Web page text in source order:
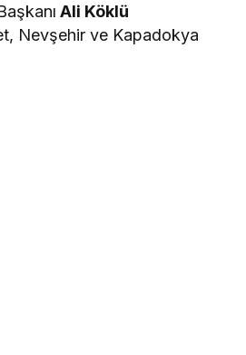
Ali Köklü
Nevşehir ve Kapadokya